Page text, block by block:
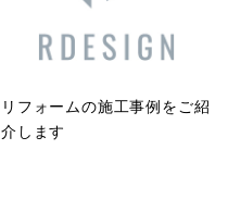
リフォームの施工事例をご紹
介します